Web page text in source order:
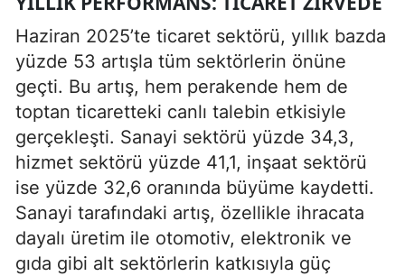
Haziran 2025’te ticaret sektörü, yıllık bazda
yüzde 53 artışla tüm sektörlerin önüne
geçti. Bu artış, hem perakende hem de
toptan ticaretteki canlı talebin etkisiyle
gerçekleşti. Sanayi sektörü yüzde 34,3,
hizmet sektörü yüzde 41,1, inşaat sektörü
ise yüzde 32,6 oranında büyüme kaydetti.
Sanayi tarafındaki artış, özellikle ihracata
dayalı üretim ile otomotiv, elektronik ve
gıda gibi alt sektörlerin katkısıyla güç